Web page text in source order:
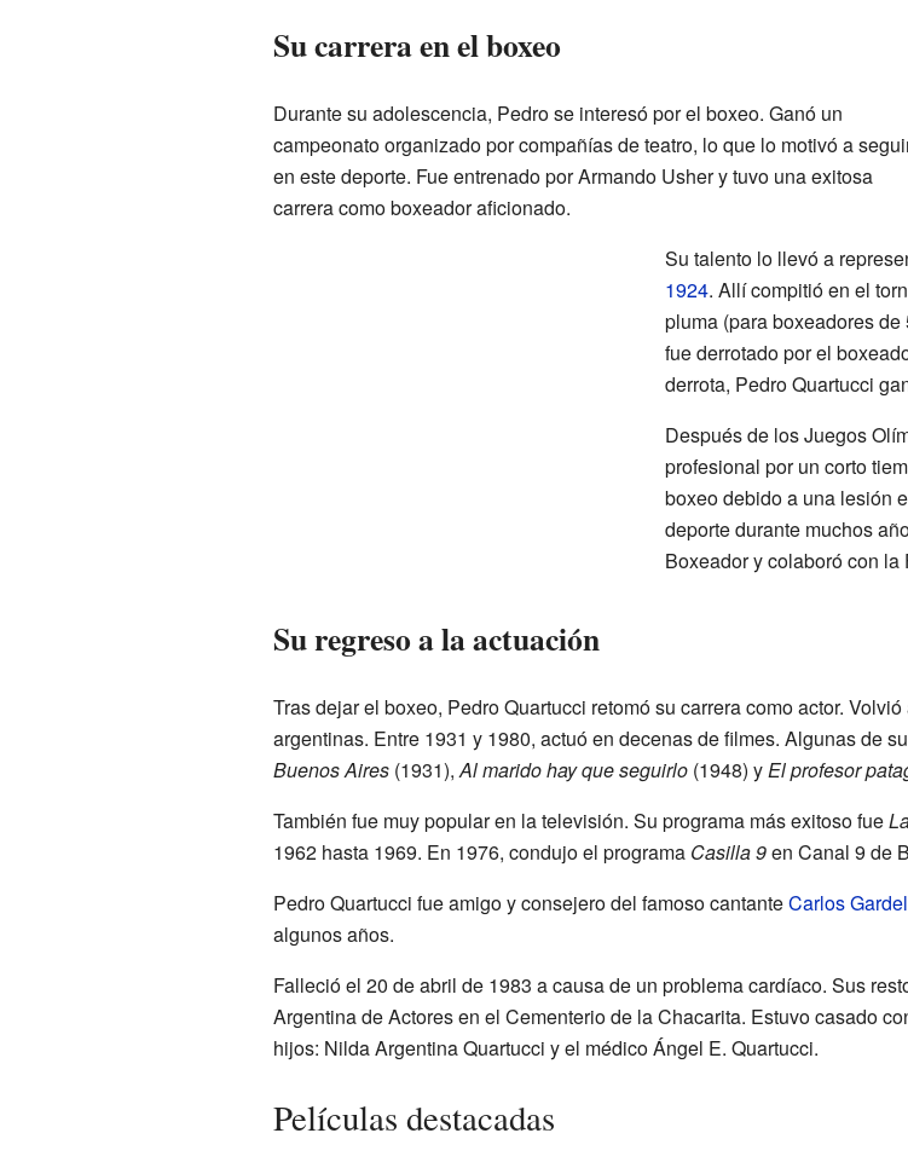
Su carrera en el boxeo
Durante su adolescencia, Pedro se interesó por el boxeo. Ganó un
campeonato organizado por compañías de teatro, lo que lo motivó a
en este deporte. Fue entrenado por Armando Usher y tuvo una exitosa
carrera como boxeador aficionado.
Su talento lo llevó a
1924. Allí compitió en el
pluma (para boxeadores
fue derrotado por el
derrota, Pedro Quartucci
Después de los Juegos
profesional por un corto
boxeo debido a una lesión
deporte durante muchos
Boxeador y colaboró con
Su regreso a la actuación
Tras dejar el boxeo, Pedro Quartucci retomó su carrera como actor.
argentinas. Entre 1931 y 1980, actuó en decenas de filmes. Algunas de
Buenos Aires(1931),Al marido hay que seguirlo(1948) yEl profesor
También fue muy popular en la televisión. Su programa más exitoso fue
1962 hasta 1969. En 1976, condujo el programa Casilla 9en Canal 9 de
Pedro Quartucci fue amigo y consejero del famoso cantanteCarlos Gardel
algunos años.
Falleció el 20 de abril de 1983 a causa de un problema cardíaco. Sus
Argentina de Actores en el Cementerio de la Chacarita. Estuvo casado
hijos: Nilda Argentina Quartucci y el médico Ángel E. Quartucci.
Películas destacadas